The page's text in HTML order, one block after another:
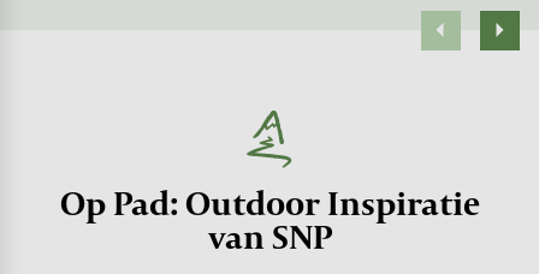
Op Pad: Outdoor Inspiratie
van SNP